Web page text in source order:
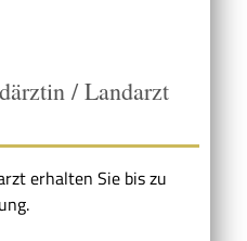
/ Landarzt
erhalten Sie bis zu